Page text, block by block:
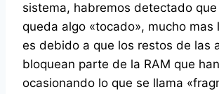
sistema, habremos detectado
queda algo «tocado», mucho mas
es debido a que los restos de las
bloquean parte de la RAM que
ocasionando lo que se llama